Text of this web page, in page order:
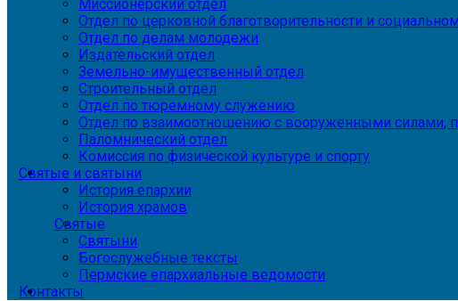
Миссионерский отдел
Отдел по церковной благотворительности и
Отдел по делам молодежи
Издательский отдел
Земельно-имущественный отдел
Строительный отдел
Отдел по тюремному служению
Отдел по взаимоотношению с вооруженными силами,
Паломнический отдел
Комиссия по физической культуре и спорту
Святые и святыни
История епархии
История храмов
Святые
Святыни
Богослужебные тексты
Пермские епархиальные ведомости
Контакты